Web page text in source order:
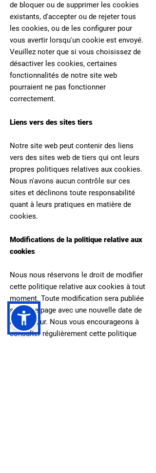
de bloquer ou de supprimer les cookies
existants, d'accepter ou de rejeter tous
les cookies, ou de les configurer pour
vous avertir lorsqu'un cookie est envoyé.
Veuillez noter que si vous choisissez de
désactiver les cookies, certaines
fonctionnalités de notre site web
pourraient ne pas fonctionner
correctement.
Liens vers des sites tiers
Notre site web peut contenir des liens
vers des sites web de tiers qui ont leurs
propres politiques relatives aux cookies.
Nous n'avons aucun contrôle sur ces
sites et déclinons toute responsabilité
quant à leurs pratiques en matière de
cookies.
Modifications de la politique relative aux
cookies
Nous nous réservons le droit de modifier
cette politique relative aux cookies à tout
moment. Toute modification sera publiée
sur cette page avec une nouvelle date de
mise à jour. Nous vous encourageons à
consulter régulièrement cette politique